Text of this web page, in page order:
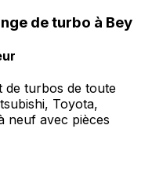
de turbo à Bey
de turbos de toute
Toyota,
neuf avec pièces